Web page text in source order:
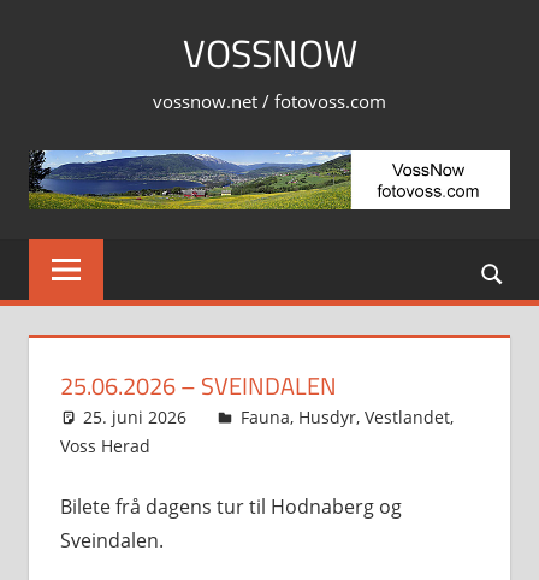
VOSSNOW
vossnow.net / fotovoss.com
25.06.2026 – SVEINDALEN
25. juni 2026 Svein
Fauna, Husdyr, Vestlandet,
Voss Herad
Bilete frå dagens tur til Hodnaberg og
Sveindalen.